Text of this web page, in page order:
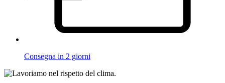
Consegna in 2 giorni